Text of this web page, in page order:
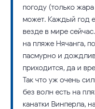
погоду (только
может. Каждый год
везде в мире
на пляже Нячанга,
пасмурно и
приходится, да и
Так что уж очень
без волн есть на
канатки Винперла,